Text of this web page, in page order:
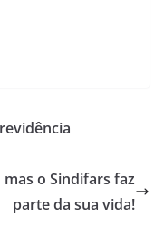
o Sindifars faz
parte da sua vida!